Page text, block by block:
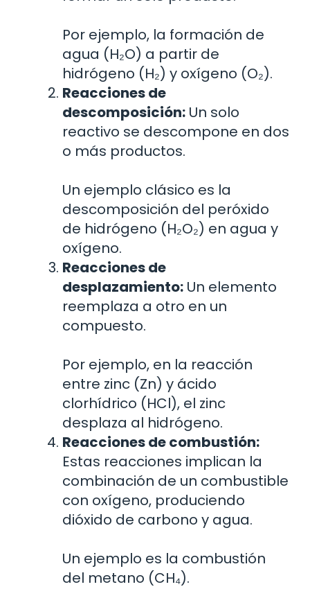
Por ejemplo, la formación de
agua (H₂O) a partir de
hidrógeno (H₂) y oxígeno (O₂).
Reacciones de
descomposición: Un solo
reactivo se descompone en dos
o más productos.
Un ejemplo clásico es la
descomposición del peróxido
de hidrógeno (H₂O₂) en agua y
oxígeno.
Reacciones de
desplazamiento: Un elemento
reemplaza a otro en un
compuesto.
Por ejemplo, en la reacción
entre zinc (Zn) y ácido
clorhídrico (HCl), el zinc
desplaza al hidrógeno.
Reacciones de combustión:
Estas reacciones implican la
combinación de un combustible
con oxígeno, produciendo
dióxido de carbono y agua.
Un ejemplo es la combustión
del metano (CH₄).